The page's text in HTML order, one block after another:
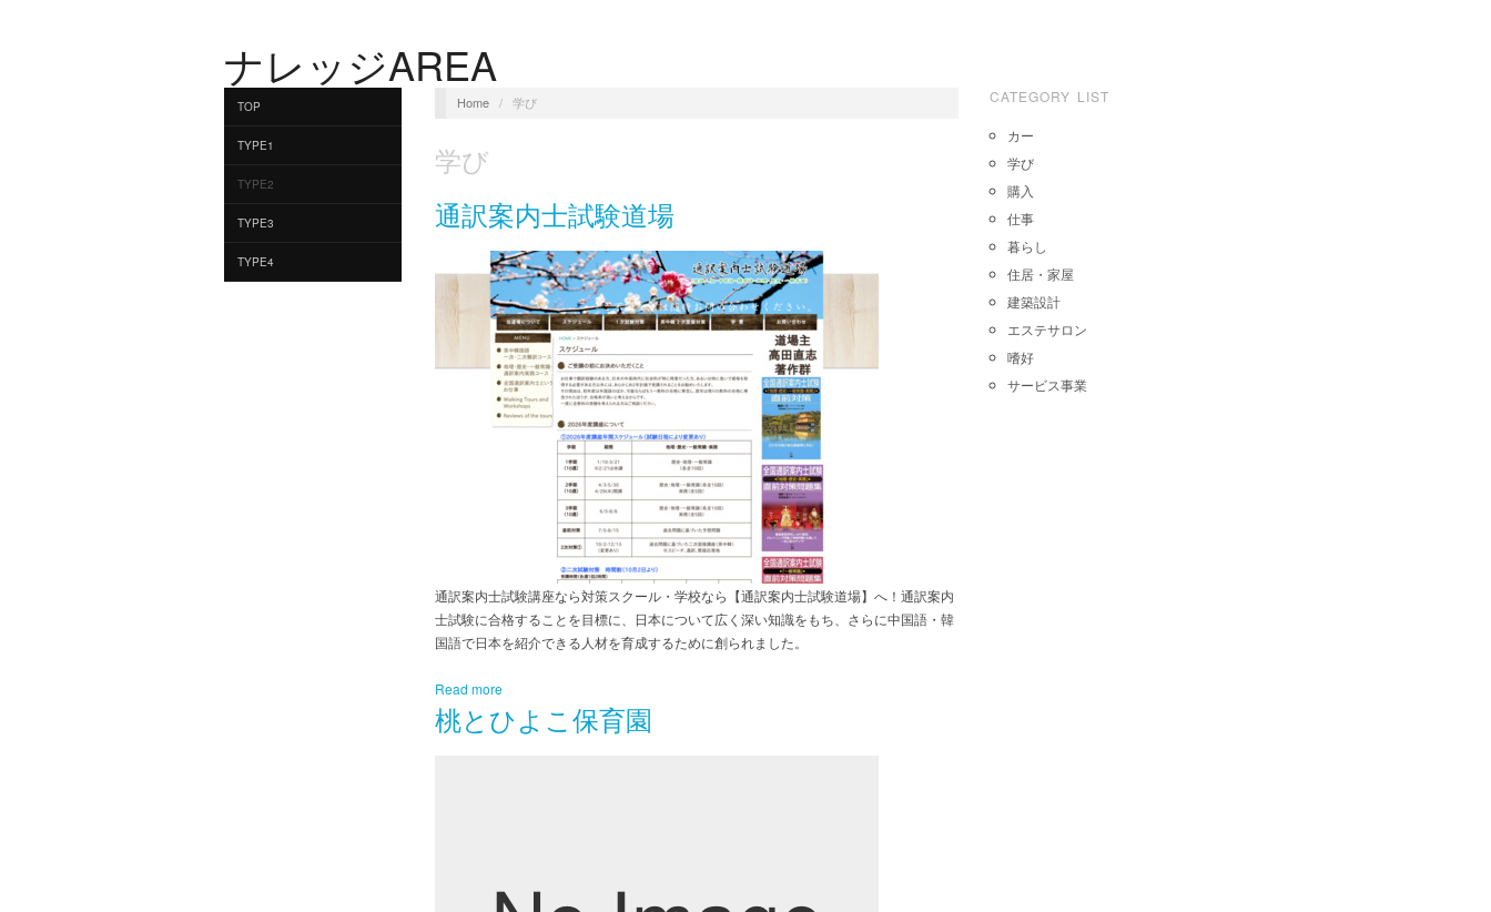
ナレッジAREA
TOP
TYPE1
TYPE2
TYPE3
TYPE4
Home / 学び
学び
通訳案内士試験道場
通訳案内士試験講座なら対策スクール・学校なら【通訳案内士試験道場】へ！通訳案内
士試験に合格することを目標に、日本について広く深い知識をもち、さらに中国語・韓
国語で日本を紹介できる人材を育成するために創られました。
Read more
桃とひよこ保育園
CATEGORY LIST
カー
学び
購入
仕事
暮らし
住居・家屋
建築設計
エステサロン
嗜好
サービス事業